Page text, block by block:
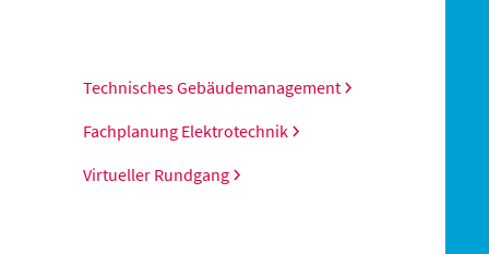
Technisches Gebäudemanagement
Fachplanung Elektrotechnik
Virtueller Rundgang